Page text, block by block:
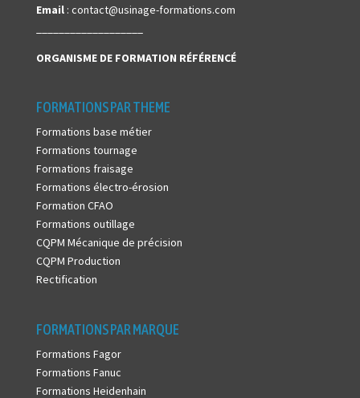
Email: contact@usinage-formations.com
ORGANISME DE FORMATION RÉFÉRENCÉ
FORMATIONS PAR THEME
Formations base métier
Formations tournage
Formations fraisage
Formations électro-érosion
Formation CFAO
Formations outillage
CQPM Mécanique de précision
CQPM Production
Rectification
FORMATIONS PAR MARQUE
Formations Fagor
Formations Fanuc
Formations Heidenhain